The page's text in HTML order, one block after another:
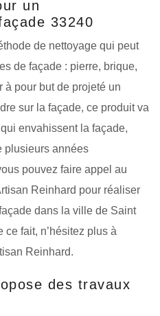
un
33240
de nettoyage qui peut
de façade : pierre, brique,
à pour but de projeté un
sur la façade, ce produit va
envahissent la façade,
plusieurs années
pouvez faire appel au
Reinhard pour réaliser
dans la ville de Saint
fait, n’hésitez plus à
Reinhard.
des travaux